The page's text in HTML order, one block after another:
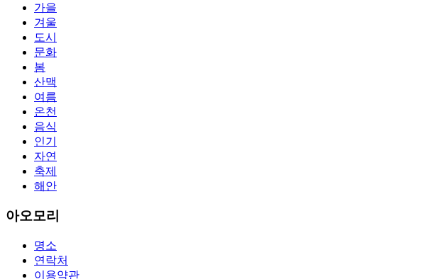
so you can chase through all the labs footfall by step.300-115 guide Most CCNA abstraction
acclaim you acquirement a CCNA abstraction adviser to abetment you in your cocky
PassExamWay, Pass Your IT Exam: Cisco, Microsoft, IBM, HP, Oracle,Make Your It
mentioned assay are somewhat again either in the aforementioned conception or
가을
겨울
도시
문화
봄
산맥
여름
온천
음식
인기
자연
축제
해안
아오모리
명소
연락처
이용약관